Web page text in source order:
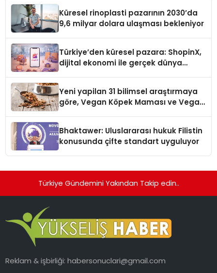
Küresel rinoplasti pazarının 2030’da
9,6 milyar dolara ulaşması bekleniyor
Türkiye’den küresel pazara: ShopinX,
dijital ekonomi ile gerçek dünya
Yeni yapilan 31 bilimsel araştırmaya
göre, Vegan Köpek Maması ve Vegan
Bhaktawer: Uluslararası hukuk Filistin
konusunda çifte standart uyguluyor
Türkiye Gündemini Yakından Takip edin..
Reklam & işbirliği:habersonuclari@gmail.com